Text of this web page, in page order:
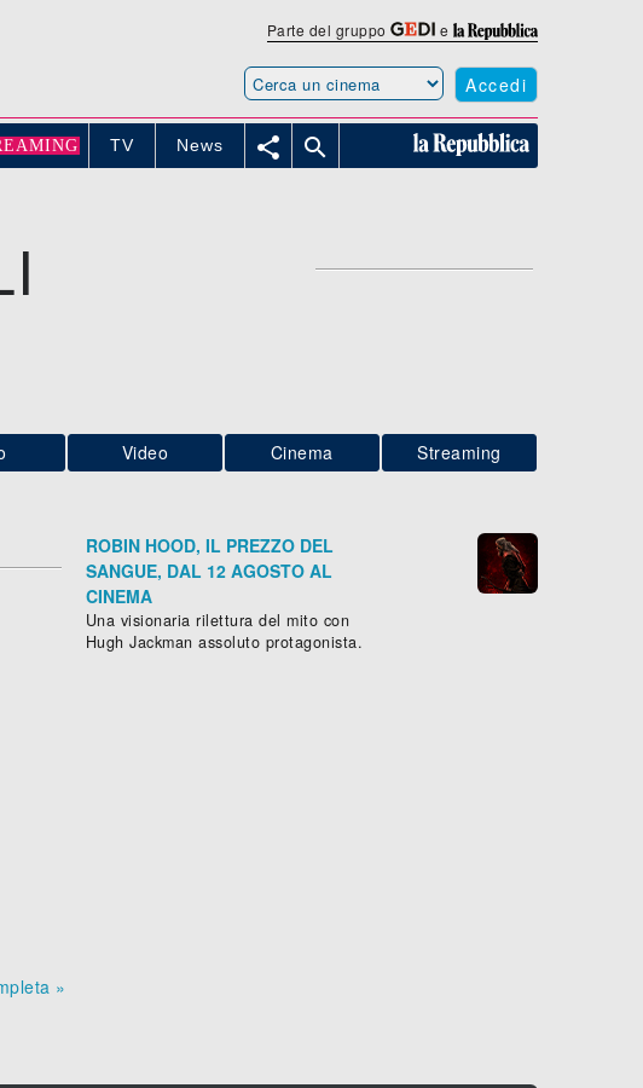
Parte del gruppo e
Accedi
TV News  
Video Cinema Streaming
»
ROBIN HOOD, IL PREZZO DEL
SANGUE, DAL 12 AGOSTO AL
CINEMA
Una visionaria rilettura del mito con
Hugh Jackman assoluto protagonista.